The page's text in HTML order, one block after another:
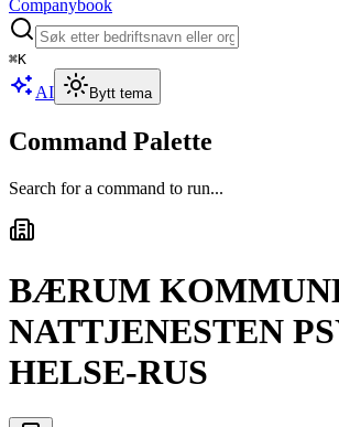
Companybook
⌘K
AI Bytt tema
Command Palette
Search for a command to run...
BÆRUM
NATTJENESTEN
HELSE-RUS